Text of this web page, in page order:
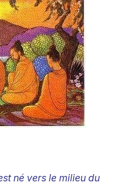
né vers le milieu du